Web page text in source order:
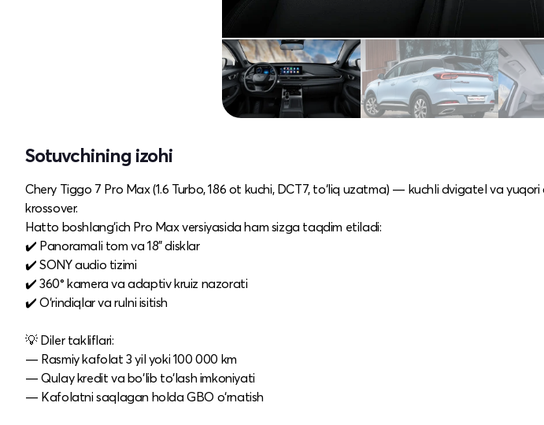
Sotuvchining izohi
Chery Tiggo 7 Pro Max (1.6 Turbo, 186 ot kuchi, DCT7, to‘liq uzatma) — kuchli dvigatel va
krossover.
Hatto boshlang‘ich Pro Max versiyasida ham sizga taqdim etiladi:
✔️ Panoramali tom va 18" disklar
✔️ SONY audio tizimi
✔️ 360° kamera va adaptiv kruiz nazorati
✔️ O‘rindiqlar va rulni isitish
💡 Diler takliflari:
— Rasmiy kafolat 3 yil yoki 100 000 km
— Qulay kredit va bo‘lib to‘lash imkoniyati
— Kafolatni saqlagan holda GBO o‘rnatish